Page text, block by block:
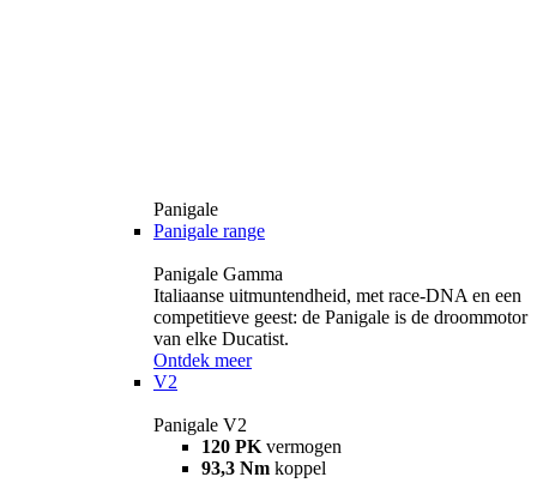
Panigale
Panigale range
Panigale Gamma
Italiaanse uitmuntendheid, met race-DNA en een
competitieve geest: de Panigale is de droommotor
van elke Ducatist.
Ontdek meer
V2
Panigale V2
120 PK vermogen
93,3 Nm koppel